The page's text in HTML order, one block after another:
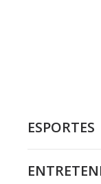
ESPORTES